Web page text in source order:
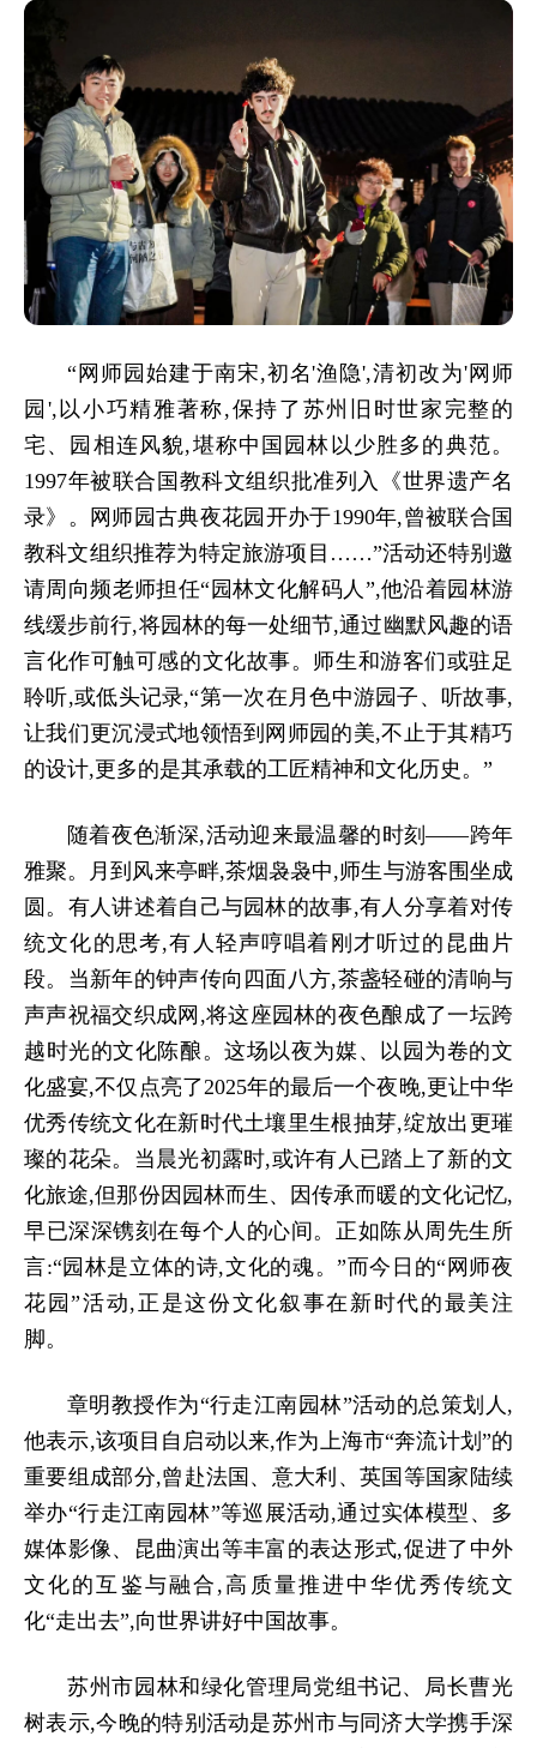
“ 网师园始建于南宋,初名'渔隐',清初改为'网师
园',以小巧精雅著称,保持了苏州旧时世家完整的
宅、园相连风貌,堪称中国园林以少胜多的典范。
1997年被联合国教科文组织批准列入《世界遗产名
录》。网师园古典夜花园开办于1990年,曾被联合国
教科文组织推荐为特定旅游项目……”活动还特别邀
请周向频老师担任“园林文化解码人”,他沿着园林游
线缓步前行,将园林的每一处细节,通过幽默风趣的语
言化作可触可感的文化故事。师生和游客们或驻足
聆听,或低头记录,“第一次在月色中游园子、听故事,
让我们更沉浸式地领悟到网师园的美,不止于其精巧
的设计,更多的是其承载的工匠精神和文化历史。”
随着夜色渐深,活动迎来最温馨的时刻——跨年
雅聚。月到风来亭畔,茶烟袅袅中,师生与游客围坐成
圆。有人讲述着自己与园林的故事,有人分享着对传
统文化的思考,有人轻声哼唱着刚才听过的昆曲片
段。当新年的钟声传向四面八方,茶盏轻碰的清响与
声声祝福交织成网,将这座园林的夜色酿成了一坛跨
越时光的文化陈酿 。这场以夜为媒、以园为卷的文
化盛宴,不仅点亮了2025年的最后一个夜晚,更让中华
优秀传统文化在新时代土壤里生根抽芽,绽放出更璀
璨的花朵。当晨光初露时,或许有人已踏上了新的文
化旅途,但那份因园林而生、因传承而暖的文化记忆,
早已深深镌刻在每个人的心间。正如陈从周先生所
言:“园林是立体的诗,文化的魂。”而今日的“网师夜
花园”活动,正是这份文化叙事在新时代的最美注
脚。
章明教授作为“行走江南园林”活动的总策划人,
他表示,该项目自启动以来,作为上海市“奔流计划”的
重要组成部分,曾赴法国、意大利、英国等国家陆续
举办“行走江南园林”等巡展活动,通过实体模型、多
媒体影像、昆曲演出等丰富的表达形式,促进了中外
文化的互鉴与融合,高质量推进中华优秀传统文
化“走出去”,向世界讲好中国故事。
苏州市园林和绿化管理局党组书记、局长曹光
树表示,今晚的特别活动是苏州市与同济大学携手深